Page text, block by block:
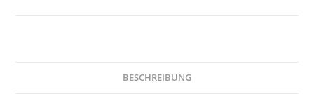
BESCHREIBUNG